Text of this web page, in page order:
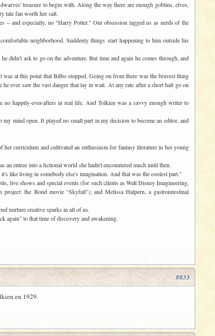
treasure to begin with. Along the way there are enough goblins, elves,
tale fan worth her salt.
and especially, no "Harry Potter." Our obsession tagged us as nerds of the
neighborhood. Suddenly things start happening to him outside his
didn't ask to go on the adventure. But time and again he comes through, and
at this point that Bilbo stopped. Going on from there was the bravest thing
ever saw the vast danger that lay in wait. At any rate after a short halt go on
no happily-ever-afters in real life. And Tolkien was a savvy enough writer to
mind open. It played no small part in my decision to become an editor, and
curriculum and cultivated an enthusiasm for fantasy literature in her young
entree into a fictional world she hadn't encountered much until then.
like living in somebody else's imagination. And that was the coolest part."
live shows and special events (for such clients as Walt Disney Imagineering,
the Bond movie "Skyfall"); and Melissa Halpern, a gastrointestinal
nurture creative sparks in all of us.
again" to that time of discovery and awakening.
#833
en 1929.